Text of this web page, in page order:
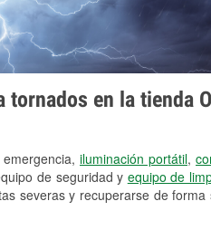
en la tienda
iluminación portátil,
de seguridad y equipo de
severas y recuperarse de forma